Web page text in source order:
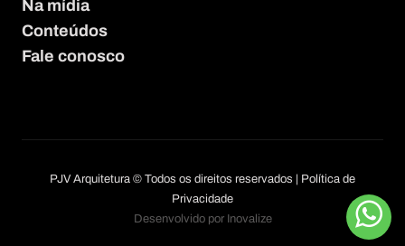
Na mídia
Conteúdos
Fale conosco
PJV Arquitetura © Todos os direitos reservados |
Política de
Privacidade
Desenvolvido por Inovalize